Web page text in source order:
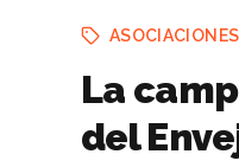
La
del